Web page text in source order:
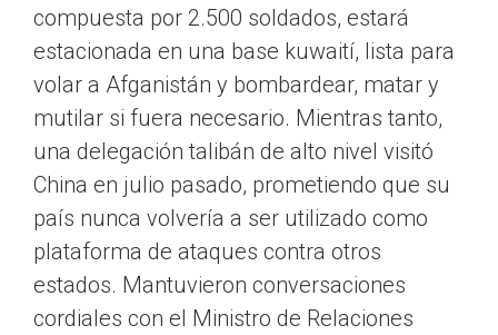
compuesta por 2.500 soldados, estará
estacionada en una base kuwaití, lista para
volar a Afganistán y bombardear, matar y
mutilar si fuera necesario. Mientras tanto,
una delegación talibán de alto nivel visitó
China en julio pasado, prometiendo que su
país nunca volvería a ser utilizado como
plataforma de ataques contra otros
estados. Mantuvieron conversaciones
cordiales con el Ministro de Relaciones